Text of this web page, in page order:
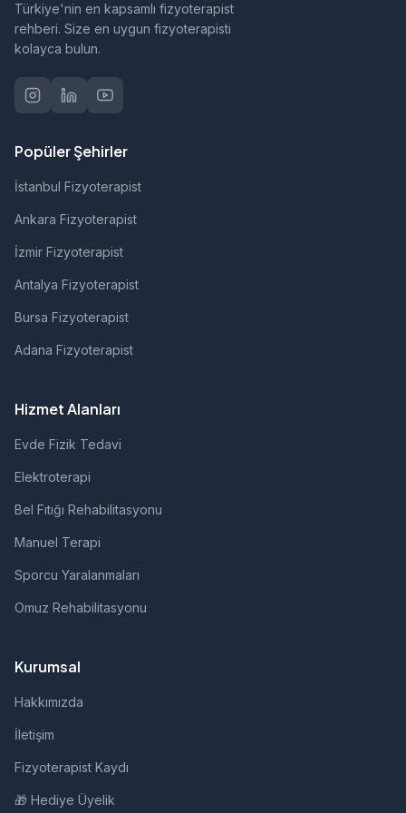
Türkiye'nin en kapsamlı fizyoterapist
rehberi. Size en uygun fizyoterapisti
kolayca bulun.
Popüler Şehirler
İstanbul Fizyoterapist
Ankara Fizyoterapist
İzmir Fizyoterapist
Antalya Fizyoterapist
Bursa Fizyoterapist
Adana Fizyoterapist
Hizmet Alanları
Evde Fizik Tedavi
Elektroterapi
Bel Fıtığı Rehabilitasyonu
Manuel Terapi
Sporcu Yaralanmaları
Omuz Rehabilitasyonu
Kurumsal
Hakkımızda
İletişim
Fizyoterapist Kaydı
🎁 Hediye Üyelik